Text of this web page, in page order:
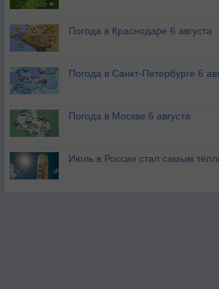
Погода в Краснодаре 6 августа
Погода в Санкт-Петербурге 6
Погода в Москве 6 августа
Июль в России стал самым